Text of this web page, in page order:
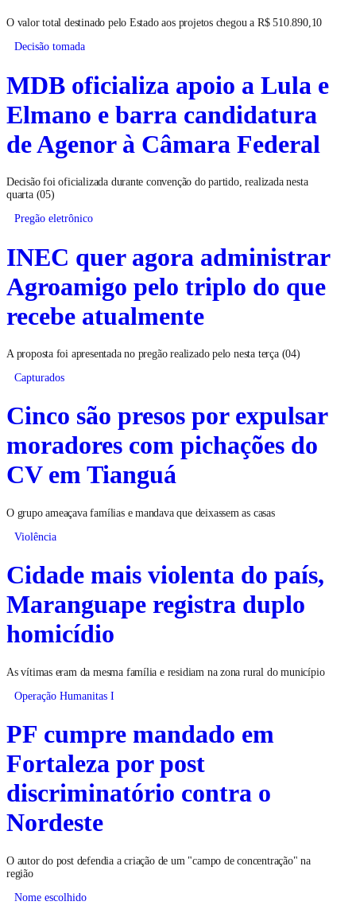
O valor total destinado pelo Estado aos projetos chegou a R$ 510.890,10
Decisão tomada
MDB oficializa apoio a Lula e
Elmano e barra candidatura
de Agenor à Câmara Federal
Decisão foi oficializada durante convenção do partido, realizada nesta
quarta (05)
Pregão eletrônico
INEC quer agora administrar
Agroamigo pelo triplo do que
recebe atualmente
A proposta foi apresentada no pregão realizado pelo nesta terça (04)
Capturados
Cinco são presos por expulsar
moradores com pichações do
CV em Tianguá
O grupo ameaçava famílias e mandava que deixassem as casas
Violência
Cidade mais violenta do país,
Maranguape registra duplo
homicídio
As vítimas eram da mesma família e residiam na zona rural do município
Operação Humanitas I
PF cumpre mandado em
Fortaleza por post
discriminatório contra o
Nordeste
O autor do post defendia a criação de um "campo de concentração" na
região
Nome escolhido